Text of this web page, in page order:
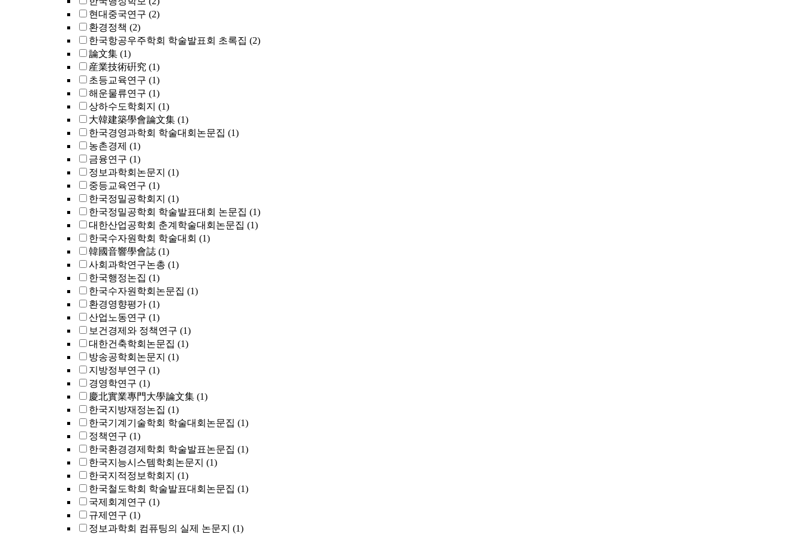
현대중국연구 (2)
환경정책 (2)
한국항공우주학회 학술발표회 초록집 (2)
論文集 (1)
産業技術硏究 (1)
초등교육연구 (1)
해운물류연구 (1)
상하수도학회지 (1)
大韓建築學會論文集 (1)
한국경영과학회 학술대회논문집 (1)
농촌경제 (1)
금융연구 (1)
정보과학회논문지 (1)
중등교육연구 (1)
한국정밀공학회지 (1)
한국정밀공학회 학술발표대회 논문집 (1)
대한산업공학회 춘계학술대회논문집 (1)
한국수자원학회 학술대회 (1)
韓國音響學會誌 (1)
사회과학연구논총 (1)
한국행정논집 (1)
한국수자원학회논문집 (1)
환경영향평가 (1)
산업노동연구 (1)
보건경제와 정책연구 (1)
대한건축학회논문집 (1)
방송공학회논문지 (1)
지방정부연구 (1)
경영학연구 (1)
慶北實業專門大學論文集 (1)
한국지방재정논집 (1)
한국기계기술학회 학술대회논문집 (1)
정책연구 (1)
한국환경경제학회 학술발표논문집 (1)
한국지능시스템학회논문지 (1)
한국지적정보학회지 (1)
한국철도학회 학술발표대회논문집 (1)
국제회계연구 (1)
규제연구 (1)
정보과학회 컴퓨팅의 실제 논문지 (1)